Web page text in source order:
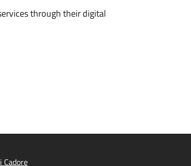
through their digital
Cadore